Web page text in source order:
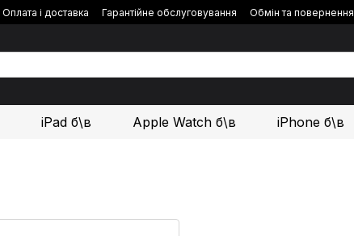
Оплата і доставка Гарантійне обслуговування Обмін та повернення
iPad б\в Apple Watch б\в iPhone б\в